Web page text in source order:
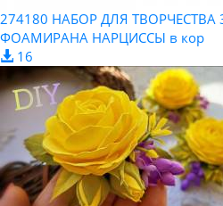
274180 НАБОР ДЛЯ ТВОРЧЕСТВА
ФОАМИРАНА НАРЦИССЫ в кор
16